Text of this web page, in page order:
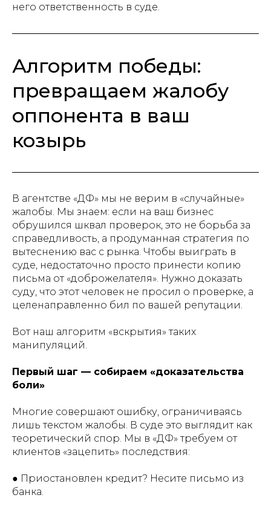
него ответственность в суде.
Алгоритм победы:
превращаем жалобу
оппонента в ваш
козырь
В агентстве «ДФ» мы не верим в «случайные»
жалобы. Мы знаем: если на ваш бизнес
обрушился шквал проверок, это не борьба за
справедливость, а продуманная стратегия по
вытеснению вас с рынка. Чтобы выиграть в
суде, недостаточно просто принести копию
письма от «доброжелателя». Нужно доказать
суду, что этот человек не просил о проверке, а
целенаправленно бил по вашей репутации.
Вот наш алгоритм «вскрытия» таких
манипуляций.
Первый шаг — собираем «доказательства
боли»
Многие совершают ошибку, ограничиваясь
лишь текстом жалобы. В суде это выглядит как
теоретический спор. Мы в «ДФ» требуем от
клиентов «зацепить» последствия:
● Приостановлен кредит? Несите письмо из
банка.